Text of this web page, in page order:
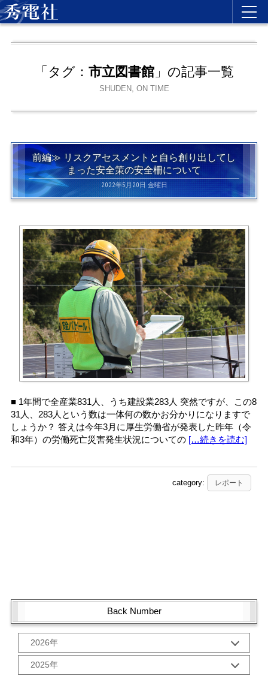
「タグ： 市立図書館」の記事一覧
SHUDEN, ON TIME
前編≫ リスクアセスメントと自ら創り出してし
まった安全策の安全柵について
2022年5月20日 金曜日
■ 1年間で全産業831人、うち建設業283人 突然ですが、この8
31人、283人という数は一体何の数かお分かりになりますで
しょうか？ 答えは今年3月に厚生労働省が発表した昨年（令
和3年）の労働死亡災害発生状況についての […続きを読む]
category: レポート
Back Number
2026年
1月 (1)
2025年